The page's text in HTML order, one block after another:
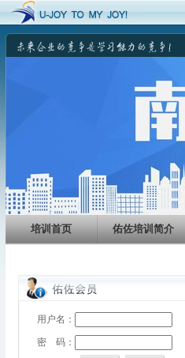
培训首页 佑佐培训简介
用户名：
密 码：